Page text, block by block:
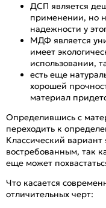
ДСП является
применении, но
надежности у
МДФ является
имеет
использовании,
есть еще
хорошей
материал
Определившись с
переходить к
Классический
востребованным, так
еще может
Что касается
отличительных черт: